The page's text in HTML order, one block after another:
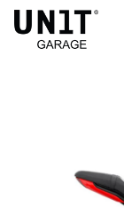
Shop Moto